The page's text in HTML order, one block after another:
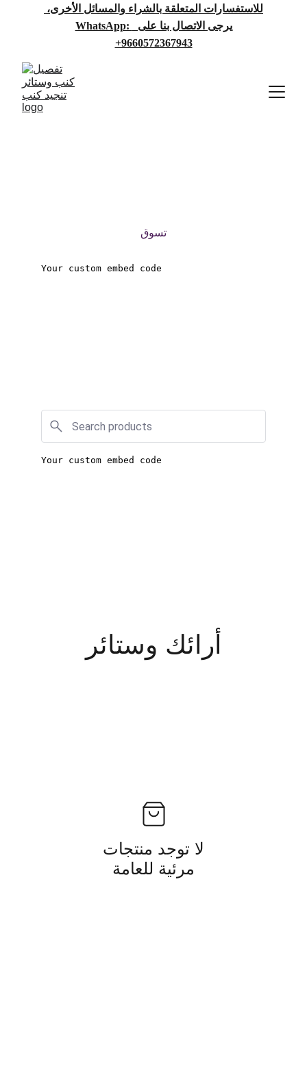
للاستفسارات المتعلقة بالشراء والمسائل الأخرى،
يرجى الاتصال بنا على
WhatsApp:
+9660572367943
تسوق
أرائك وستائر
لا توجد منتجات
مرئية للعامة